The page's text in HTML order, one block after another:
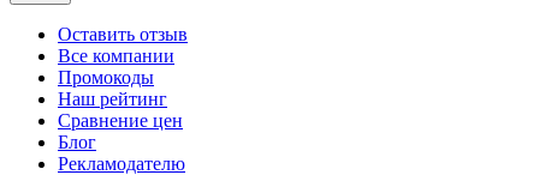
Оставить отзыв
Все компании
Промокоды
Наш рейтинг
Сравнение цен
Блог
Рекламодателю